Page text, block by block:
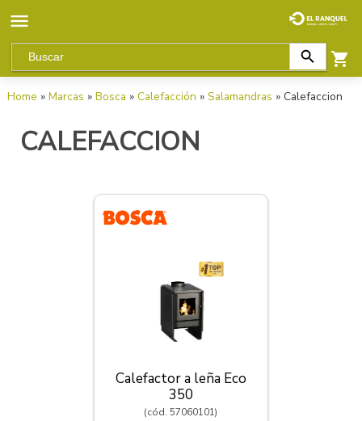
Home » Marcas » Bosca » Calefacción » Salamandras » Calefaccion
CALEFACCION
Calefactor a leña Eco
350
(cód. 57060101)